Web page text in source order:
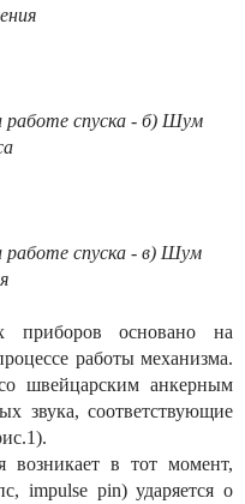
спуска - б) Шум
спуска - в) Шум
приборов основано на
работы механизма.
швейцарским анкерным
звука, соответствующие
в тот момент,
impulse pin) ударяется о